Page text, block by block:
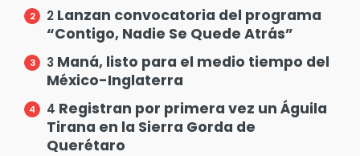
2 Lanzan convocatoria del programa
“Contigo, Nadie Se Quede Atrás”
3 Maná, listo para el medio tiempo del
México-Inglaterra
4 Registran por primera vez un Águila
Tirana en la Sierra Gorda de
Querétaro